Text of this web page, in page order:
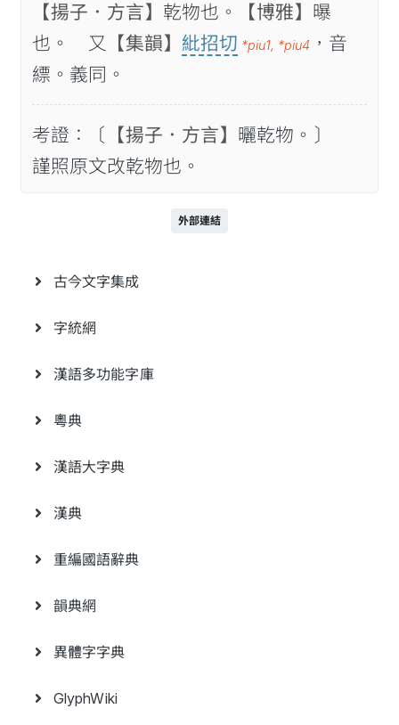
【揚子．方言】 乾物也。 【博雅】 曝
也。 又
【集韻】 紕招切 *piu1, *piu4 ，音
縹。義同。
考證：〔 【揚子．方言】 曬乾物。〕
謹照原文改乾物也。
外部連結
古今文字集成
字統網
漢語多功能字庫
粵典
漢語大字典
漢典
重編國語辭典
韻典網
異體字字典
GlyphWiki